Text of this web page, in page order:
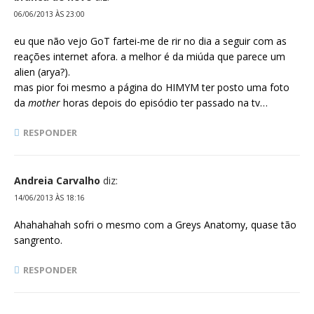
06/06/2013 ÀS 23:00
eu que não vejo GoT fartei-me de rir no dia a seguir com as
reações internet afora. a melhor é da miúda que parece um
alien (arya?).
mas pior foi mesmo a página do HIMYM ter posto uma foto
da mother horas depois do episódio ter passado na tv…
RESPONDER
Andreia Carvalho diz:
14/06/2013 ÀS 18:16
Ahahahahah sofri o mesmo com a Greys Anatomy, quase tão
sangrento.
RESPONDER